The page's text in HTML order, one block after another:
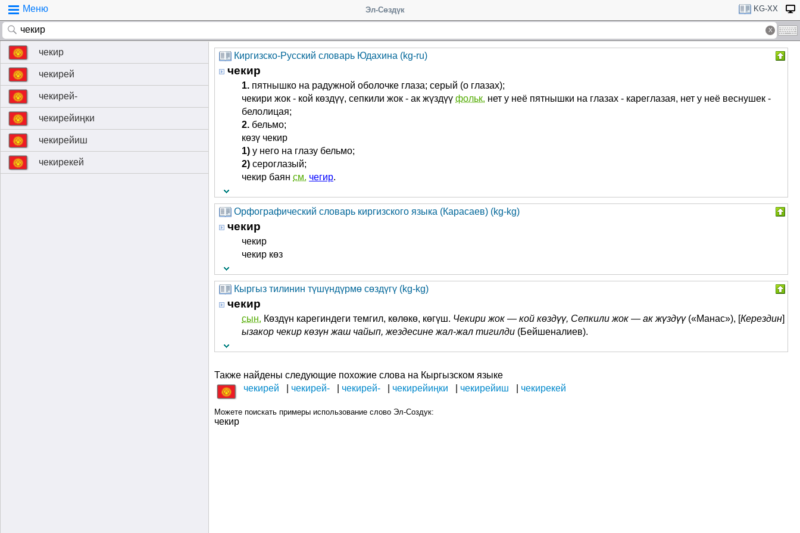
Меню Эл-Сөздүк KG-XX
чекир
чекирей
чекирей-
чекирейиңки
чекирейиш
чекирекей
Киргизско-Русский словарь Юдахина (kg-ru)
чекир
1. пятнышко на радужной оболочке глаза; серый (о глазах);
чекири жок - кой көздүү, сепкили жок - ак жүздүү фольк. нет у неё пятнышки на глазах - кареглазая, нет у неё веснушек -
белолицая;
2. бельмо;
көзү чекир
1) у него на глазу бельмо;
2) сероглазый;
чекир баян см. чегир.
Орфографический словарь киргизского языка (Карасаев) (kg-kg)
чекир
чекир
чекир көз
Кыргыз тилинин түшүндүрмө сөздүгү (kg-kg)
чекир
сын. Көздүн карегиндеги темгил, көлөкө, көгүш. Чекири жок — кой көздүү, Сепкили жок — ак жүздүү(«Манас»), [Керездин]
ызакор чекир көзүн жаш чайып, жездесине жал-жал тигилди (Бейшеналиев).
Также найдены следующие похожие слова на Кыргызском языке
чекирей
чекирей- чекирей- чекирейиңки чекирейиш чекирекей
Можете поискать примеры использование слово Эл-Создук:
чекир